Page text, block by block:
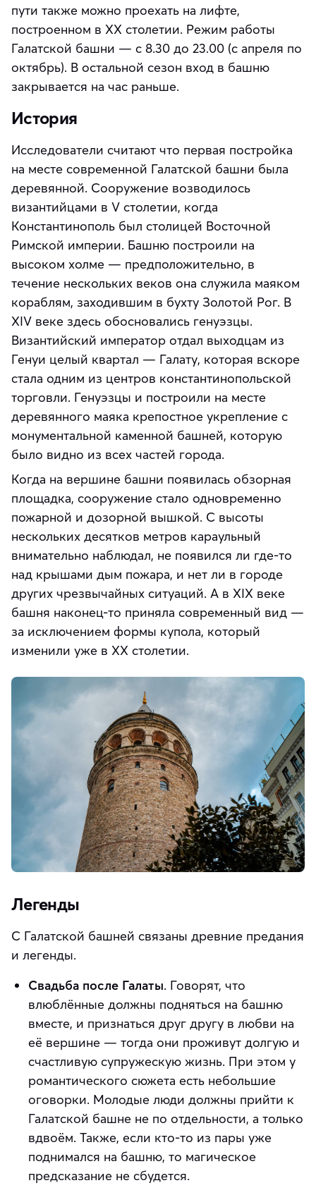
пути также можно проехать на лифте,
построенном в XX столетии. Режим работы
Галатской башни — с 8.30 до 23.00 (с апреля по
октябрь). В остальной сезон вход в башню
закрывается на час раньше.
История
Исследователи считают что первая постройка
на месте современной Галатской башни была
деревянной. Сооружение возводилось
византийцами в V столетии, когда
Константинополь был столицей Восточной
Римской империи. Башню построили на
высоком холме — предположительно, в
течение нескольких веков она служила маяком
кораблям, заходившим в бухту Золотой Рог. В
XIV веке здесь обосновались генуэзцы.
Византийский император отдал выходцам из
Генуи целый квартал — Галату, которая вскоре
стала одним из центров константинопольской
торговли. Генуэзцы и построили на месте
деревянного маяка крепостное укрепление с
монументальной каменной башней, которую
было видно из всех частей города.
Когда на вершине башни появилась обзорная
площадка, сооружение стало одновременно
пожарной и дозорной вышкой. С высоты
нескольких десятков метров караульный
внимательно наблюдал, не появился ли где-то
над крышами дым пожара, и нет ли в городе
других чрезвычайных ситуаций. А в XIX веке
башня наконец-то приняла современный вид —
за исключением формы купола, который
изменили уже в XX столетии.
Легенды
С Галатской башней связаны древние предания
и легенды.
Свадьба после Галаты. Говорят, что
влюблённые должны подняться на башню
вместе, и признаться друг другу в любви на
её вершине — тогда они проживут долгую и
счастливую супружескую жизнь. При этом у
романтического сюжета есть небольшие
оговорки. Молодые люди должны прийти к
Галатской башне не по отдельности, а только
вдвоём. Также, если кто-то из пары уже
поднимался на башню, то магическое
предсказание не сбудется.